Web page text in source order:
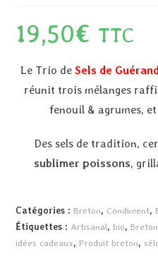
19,50€ TTC
Le Trio de Sels de
réunit trois mélanges
fenouil & agrumes,
Des sels de tradition,
sublimer poissons,
Catégories :Breton, Condiment,
Étiquettes : Artisanal,bio,Breton
idées cadeaux,Produit breton,